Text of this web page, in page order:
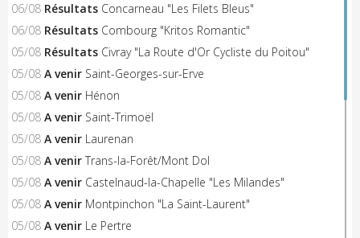
06/08 Résultats Concarneau "Les Filets Bleus"
06/08 Résultats Combourg "Kritos Romantic"
05/08 Résultats Civray "La Route d'Or Cycliste du Poitou"
05/08 A venir Saint-Georges-sur-Erve
05/08 A venir Hénon
05/08 A venir Saint-Trimoël
05/08 A venir Laurenan
05/08 A venir Trans-la-Forêt/Mont Dol
05/08 A venir Castelnaud-la-Chapelle "Les Milandes"
05/08 A venir Montpinchon "La Saint-Laurent"
05/08 A venir Le Pertre